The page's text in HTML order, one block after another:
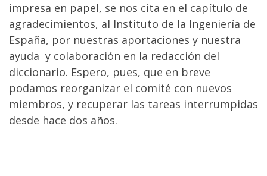
impresa en papel, se nos cita en el capítulo de
agradecimientos, al Instituto de la Ingeniería de
España, por nuestras aportaciones y nuestra
ayuda y colaboración en la redacción del
diccionario. Espero, pues, que en breve
podamos reorganizar el comité con nuevos
miembros, y recuperar las tareas interrumpidas
desde hace dos años.